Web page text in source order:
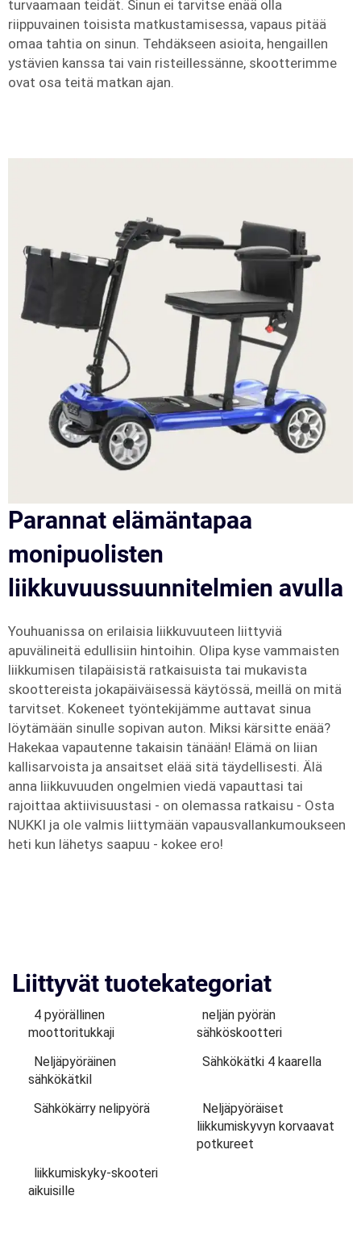
turvaamaan teidät. Sinun ei tarvitse enää olla
riippuvainen toisista matkustamisessa, vapaus pitää
omaa tahtia on sinun. Tehdäkseen asioita, hengaillen
ystävien kanssa tai vain risteillessänne, skootterimme
ovat osa teitä matkan ajan.
Parannat elämäntapaa
monipuolisten
liikkuvuussuunnitelmien avulla
Youhuanissa on erilaisia liikkuvuuteen liittyviä
apuvälineitä edullisiin hintoihin. Olipa kyse vammaisten
liikkumisen tilapäisistä ratkaisuista tai mukavista
skoottereista jokapäiväisessä käytössä, meillä on mitä
tarvitset. Kokeneet työntekijämme auttavat sinua
löytämään sinulle sopivan auton. Miksi kärsitte enää?
Hakekaa vapautenne takaisin tänään! Elämä on liian
kallisarvoista ja ansaitset elää sitä täydellisesti. Älä
anna liikkuvuuden ongelmien viedä vapauttasi tai
rajoittaa aktiivisuustasi - on olemassa ratkaisu - Osta
NUKKI ja ole valmis liittymään vapausvallankumoukseen
heti kun lähetys saapuu - kokee ero!
Liittyvät tuotekategoriat
4 pyörällinen
moottoritukkaji
neljän pyörän
sähköskootteri
Neljäpyöräinen
sähkökätkil
Sähkökätki 4 kaarella
Sähkökärry nelipyörä
Neljäpyöräiset
liikkumiskyvyn korvaavat
potkureet
liikkumiskyky-skooteri
aikuisille